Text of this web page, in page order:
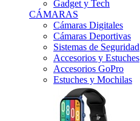
Gadget y Tech
CÁMARAS
Cámaras Digitales
Cámaras Deportivas
Sistemas de Seguridad
Accesorios y Estuches
Accesorios GoPro
Estuches y Mochilas